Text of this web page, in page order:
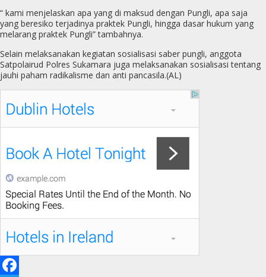
“ kami menjelaskan apa yang di maksud dengan Pungli, apa saja
yang beresiko terjadinya praktek Pungli, hingga dasar hukum yang
melarang praktek Pungli” tambahnya.
Selain melaksanakan kegiatan sosialisasi saber pungli, anggota
Satpolairud Polres Sukamara juga melaksanakan sosialisasi tentang
jauhi paham radikalisme dan anti pancasila.(AL)